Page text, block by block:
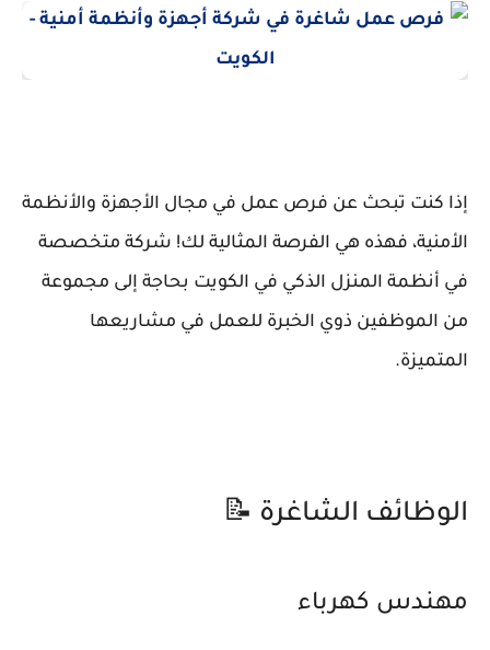
إذا كنت تبحث عن فرص عمل في مجال الأجهزة والأنظمة
الأمنية، فهذه هي الفرصة المثالية لك! شركة متخصصة
في أنظمة المنزل الذكي في الكويت بحاجة إلى مجموعة
من الموظفين ذوي الخبرة للعمل في مشاريعها
المتميزة.
الوظائف الشاغرة 📝
مهندس كهرباء